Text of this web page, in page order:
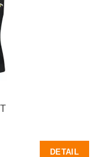
DETAIL